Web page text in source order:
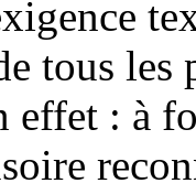
tous
effet : à